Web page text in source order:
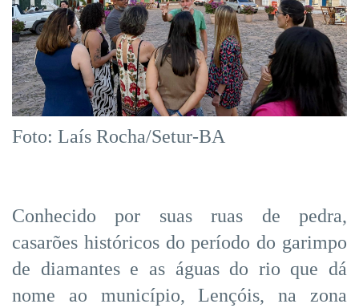
Foto: Laís Rocha/Setur-BA
Conhecido por suas ruas de pedra,
casarões históricos do período do garimpo
de diamantes e as águas do rio que dá
nome ao município, Lençóis, na zona